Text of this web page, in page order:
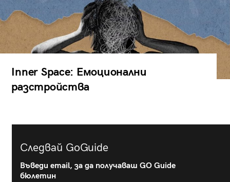
Inner Space: Емоционални
разстройства
Следвай GoGuide
Въведи email, за да получаваш GO Guide
бюлетин